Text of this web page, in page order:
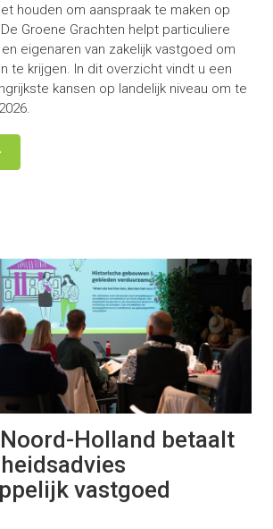
houden om aanspraak te maken op
Groene Grachten helpt particuliere
eigenaren van zakelijk vastgoed om
te krijgen. In dit overzicht vindt u een
kansen op landelijk niveau om te
Holland betaalt
vastgoed